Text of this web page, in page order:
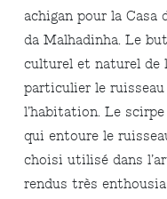
achigan pour la Casa
da Malhadinha. Le
culturel et naturel de
particulier le ruisseau
l’habitation. Le
qui entoure le
choisi utilisé dans
rendus très